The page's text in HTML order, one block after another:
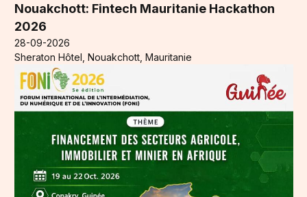
Nouakchott: Fintech Mauritanie Hackathon
2026
28-09-2026
Sheraton Hôtel, Nouakchott, Mauritanie